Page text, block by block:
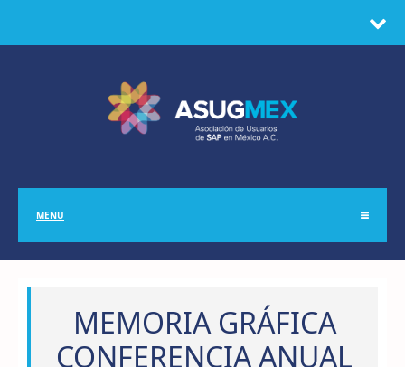
MENU
MEMORIA GRÁFICA
CONFERENCIA ANUAL